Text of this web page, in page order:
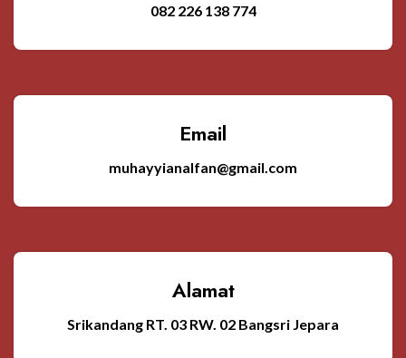
082 226 138 774
Email
muhayyianalfan@gmail.com
Alamat
Srikandang RT. 03 RW. 02 Bangsri Jepara